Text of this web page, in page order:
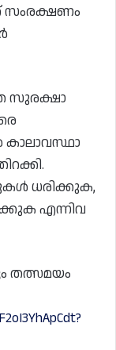
സംരക്ഷണം
സുരക്ഷാ
ധരിക്കുക,
എന്നിവ
തത്സമയം